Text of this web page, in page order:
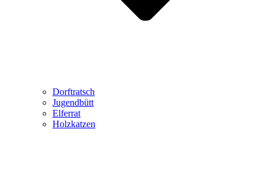
Dorftratsch
Jugendbütt
Elferrat
Holzkatzen